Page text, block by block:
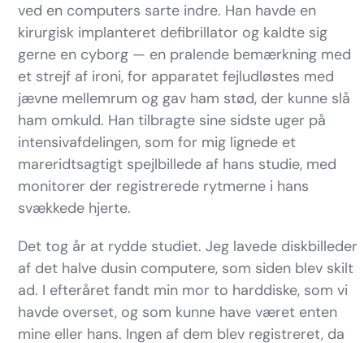
ved en computers sarte indre. Han havde en
kirurgisk implanteret defibrillator og kaldte sig
gerne en cyborg — en pralende bemærkning med
et strejf af ironi, for apparatet fejludløstes med
jævne mellemrum og gav ham stød, der kunne slå
ham omkuld. Han tilbragte sine sidste uger på
intensivafdelingen, som for mig lignede et
mareridtsagtigt spejlbillede af hans studie, med
monitorer der registrerede rytmerne i hans
svækkede hjerte.
Det tog år at rydde studiet. Jeg lavede diskbilleder
af det halve dusin computere, som siden blev skilt
ad. I efteråret fandt min mor to harddiske, som vi
havde overset, og som kunne have været enten
mine eller hans. Ingen af dem blev registreret, da